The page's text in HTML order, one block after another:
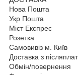
Нова Пошта
Укр Пошта
Міст Експрес
Розетка
Самовивіз м. Київ
Доставка з
Обмін/повернення